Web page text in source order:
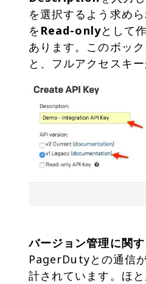
を選択するよう求め
を Read-onlyとして
あります。このボッ
バージョン管理に関
PagerDutyとの通信
計されています。ほ